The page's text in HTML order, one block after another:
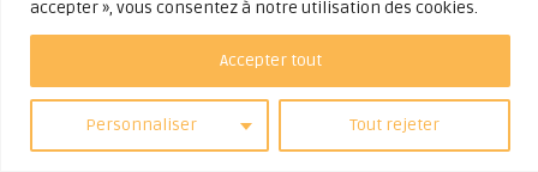
accepter », vous consentez à notre utilisation des cookies.
Personnaliser Tout rejeter
Accepter tout
Dans ma Vie
© 2026